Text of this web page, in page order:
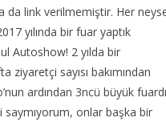
da link verilmemiştir. Her
yılında bir fuar yaptık
Autoshow! 2 yılda bir
ziyaretçi sayısı bakımından
ardından 3ncü büyük
saymıyorum, onlar başka bir